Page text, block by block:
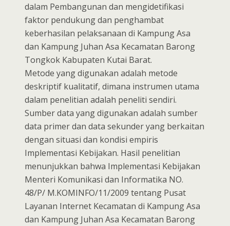
dalam Pembangunan dan mengidetifikasi
faktor pendukung dan penghambat
keberhasilan pelaksanaan di Kampung Asa
dan Kampung Juhan Asa Kecamatan Barong
Tongkok Kabupaten Kutai Barat.
Metode yang digunakan adalah metode
deskriptif kualitatif, dimana instrumen utama
dalam penelitian adalah peneliti sendiri.
Sumber data yang digunakan adalah sumber
data primer dan data sekunder yang berkaitan
dengan situasi dan kondisi empiris
Implementasi Kebijakan. Hasil penelitian
menunjukkan bahwa Implementasi Kebijakan
Menteri Komunikasi dan Informatika NO.
48/P/ M.KOMINFO/11/2009 tentang Pusat
Layanan Internet Kecamatan di Kampung Asa
dan Kampung Juhan Asa Kecamatan Barong